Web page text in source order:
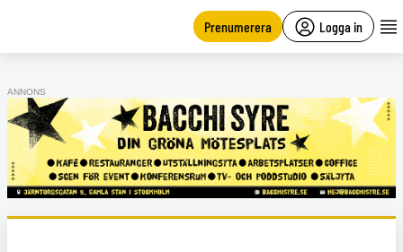
Prenumerera Logga in
ANNONS